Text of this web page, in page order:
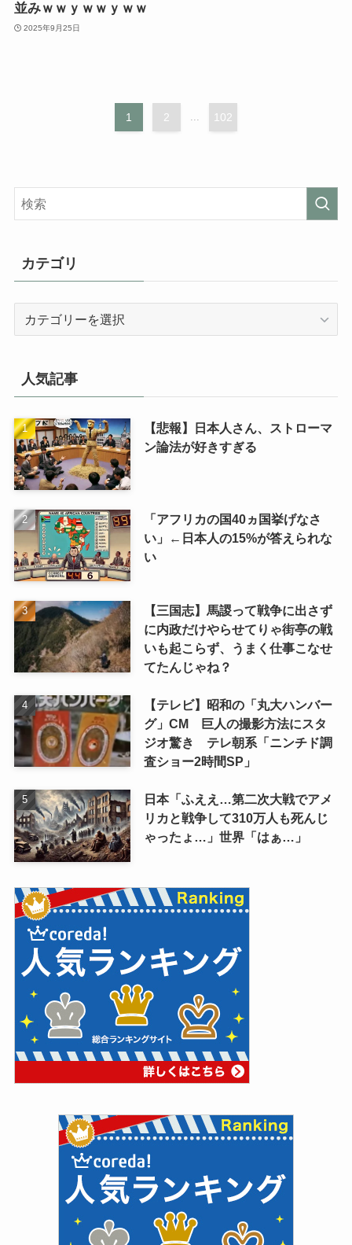
並みｗｗｙｗｗｙｗｗ
2025年9月25日
1 2 ... 102
カテゴリ
人気記事
【悲報】日本人さん、ストローマ
ン論法が好きすぎる
「アフリカの国40ヵ国挙げなさ
い」←日本人の15%が答えられな
い
【三国志】馬謖って戦争に出さず
に内政だけやらせてりゃ街亭の戦
いも起こらず、うまく仕事こなせ
てたんじゃね？
【テレビ】昭和の「丸大ハンバー
グ」CM 巨人の撮影方法にスタ
ジオ驚き テレ朝系「ニンチド調
査ショー2時間SP」
日本「ふええ…第二次大戦でアメ
リカと戦争して310万人も死んじ
ゃったょ…」世界「はぁ…」